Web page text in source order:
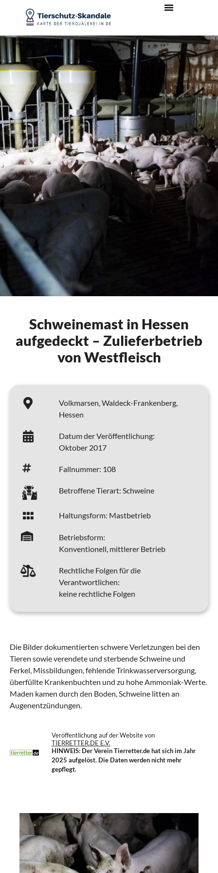
Schweinemast in Hessen
aufgedeckt – Zulieferbetrieb
von Westfleisch
Volkmarsen,Waldeck-Frankenberg,
Hessen
Datum der Veröffentlichung:
Oktober 2017
Fallnummer: 108
Betroffene Tierart: Schweine
Haltungsform: Mastbetrieb
Betriebsform:
Konventionell, mittlerer Betrieb
Rechtliche Folgen für die
Verantwortlichen:
keine rechtliche Folgen
Die Bilder dokumentierten schwere Verletzungen bei den
Tieren sowie verendete und sterbende Schweine und
Ferkel, Missbildungen, fehlende Trinkwasserversorgung,
überfüllte Krankenbuchten und zu hohe Ammoniak-Werte.
Maden kamen durch den Boden, Schweine litten an
Augenentzündungen.
Veröffentlichung auf der Website von
TIERRETTER.DE E.V.
HINWEIS: Der Verein Tierretter.dehat sich im Jahr
2025 aufgelöst. Die Daten werden nicht mehr
gepflegt.